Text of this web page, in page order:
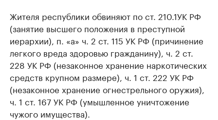
Жителя республики обвиняют по ст. 210.1УК РФ
(занятие высшего положения в преступной
иерархии), п. «а» ч. 2 ст. 115 УК РФ (причинение
легкого вреда здоровью гражданину), ч. 2 ст.
228 УК РФ (незаконное хранение наркотических
средств крупном размере), ч. 1 ст. 222 УК РФ
(незаконное хранение огнестрельного оружия),
ч. 1 ст. 167 УК РФ (умышленное уничтожение
чужого имущества).